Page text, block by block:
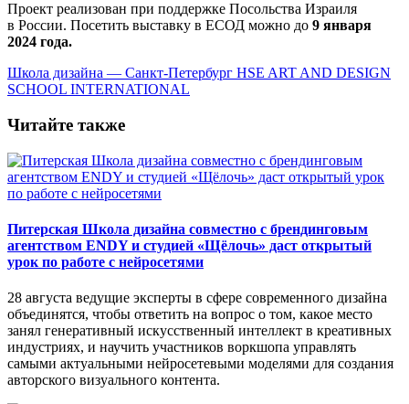
Проект реализован при поддержке Посольства Израиля
в России. Посетить выставку в ЕСОД можно до 9 января
2024 года.
Школа дизайна — Санкт-Петербург HSE ART AND DESIGN
SCHOOL INTERNATIONAL
Читайте также
Питерская Школа дизайна совместно с брендинговым
агентством ENDY и студией «Щёлочь» даст открытый
урок по работе с нейросетями
28 августа ведущие эксперты в сфере современного дизайна
объединятся, чтобы ответить на вопрос о том, какое место
занял генеративный искусственный интеллект в креативных
индустриях, и научить участников воркшопа управлять
самыми актуальными нейросетевыми моделями для создания
авторского визуального контента.